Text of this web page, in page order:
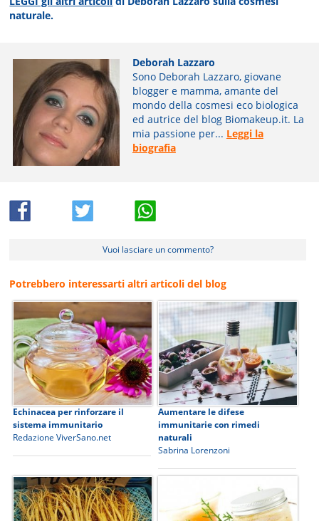
naturale.
Deborah Lazzaro
Sono Deborah Lazzaro, giovane
blogger e mamma, amante del
mondo della cosmesi eco biologica
ed autrice del blog Biomakeup.it. La
mia passione per... Leggi la
biografia
Vuoi lasciare un commento?
Potrebbero interessarti altri articoli del blog
Echinacea per rinforzare il
sistema immunitario
Redazione ViverSano.net
Aumentare le difese
immunitarie con rimedi
naturali
Sabrina Lorenzoni